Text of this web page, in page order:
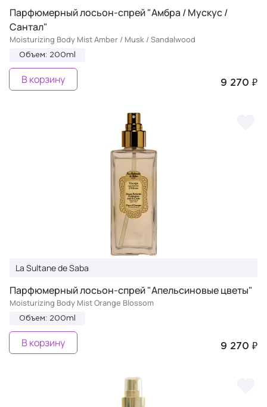
Парфюмерный лосьон-спрей "Амбра / Мускус /
Сантал"
Moisturizing Body Mist Amber / Musk / Sandalwood
Объем: 200ml
9 270 ₽
В корзину
La Sultane de Saba
Парфюмерный лосьон-спрей "Апельсиновые цветы"
Moisturizing Body Mist Orange Blossom
Объем: 200ml
9 270 ₽
В корзину